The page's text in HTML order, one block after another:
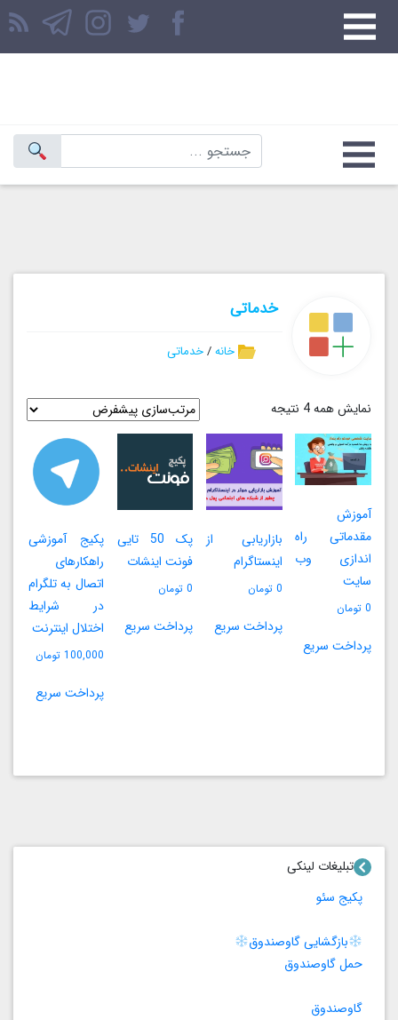
خدماتی
خانه/خدماتی
نمایش همه 4 نتیجه
آموزش
مقدماتی راه
اندازی وب
سایت
0 تومان
پرداخت سریع
بازاریابی از
اینستاگرام
0 تومان
پرداخت سریع
پک 50 تایی
فونت اینشات
0 تومان
پرداخت سریع
پکیج آموزشی
راهکارهای
اتصال به تلگرام
در شرایط
اختلال اینترنت
100,000 تومان
پرداخت سریع
تبلیغات لینکی
پکیج سئو
بازگشایی گاوصندوق
حمل گاوصندوق
گاوصندوق